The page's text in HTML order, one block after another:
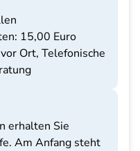
15,00 Euro
Ort, Telefonische
erhalten Sie
Am Anfang steht